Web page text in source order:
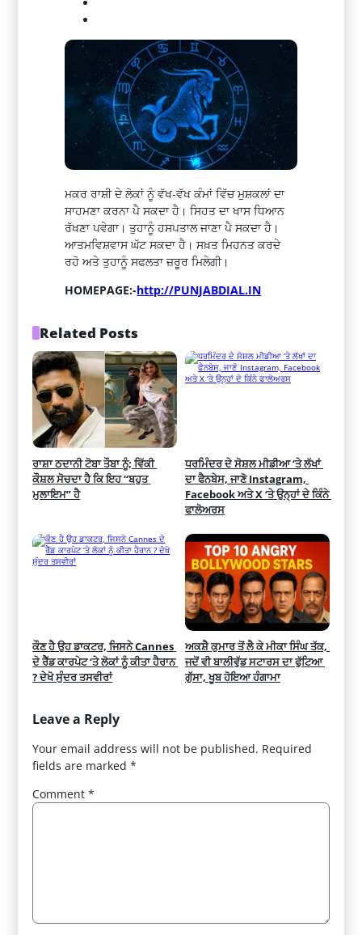
ਮਕਰ ਰਾਸ਼ੀ ਦੇ ਲੋਕਾਂ ਨੂੰ ਵੱਖ-ਵੱਖ ਕੰਮਾਂ ਵਿੱਚ ਮੁਸ਼ਕਲਾਂ ਦਾ
ਸਾਹਮਣਾ ਕਰਨਾ ਪੈ ਸਕਦਾ ਹੈ। ਸਿਹਤ ਦਾ ਖਾਸ ਧਿਆਨ
ਰੱਖਣਾ ਪਵੇਗਾ। ਤੁਹਾਨੂੰ ਹਸਪਤਾਲ ਜਾਣਾ ਪੈ ਸਕਦਾ ਹੈ।
ਆਤਮਵਿਸ਼ਵਾਸ ਘੱਟ ਸਕਦਾ ਹੈ। ਸਖ਼ਤ ਮਿਹਨਤ ਕਰਦੇ
ਰਹੋ ਅਤੇ ਤੁਹਾਨੂੰ ਸਫਲਤਾ ਜ਼ਰੂਰ ਮਿਲੇਗੀ।
HOMEPAGE:-http://PUNJABDIAL.IN
Related Posts
ਰਾਸ਼ਾ ਠਦਾਨੀ ਟੋਬਾ ਤੌਬਾ ਨੂੰ; ਵਿੱਕੀ
ਕੌਸ਼ਲ ਸੋਚਦਾ ਹੈ ਕਿ ਇਹ “ਬਹੁਤ
ਮੁਲਾਇਮ” ਹੈ
ਧਰਮਿੰਦਰ ਦੇ ਸੋਸ਼ਲ ਮੀਡੀਆ ‘ਤੇ ਲੱਖਾਂ
ਦਾ ਫੈਨਬੇਸ, ਜਾਣੋ Instagram,
Facebook ਅਤੇ X ‘ਤੇ ਉਨ੍ਹਾਂ ਦੇ ਕਿੰਨੇ
ਫਾਲੋਅਰਸ
ਕੌਣ ਹੈ ਉਹ ਡਾਕਟਰ, ਜਿਸਨੇ Cannes
ਦੇ ਰੈੱਡ ਕਾਰਪੇਟ ‘ਤੇ ਲੋਕਾਂ ਨੂੰ ਕੀਤਾ ਹੈਰਾਨ
? ਦੇਖੋ ਸੁੰਦਰ ਤਸਵੀਰਾਂ
ਅਕਸ਼ੈ ਕੁਮਾਰ ਤੋਂ ਲੈ ਕੇ ਮੀਕਾ ਸਿੰਘ ਤੱਕ,
ਜਦੋਂ ਵੀ ਬਾਲੀਵੁੱਡ ਸਟਾਰਸ ਦਾ ਫੁੱਟਿਆ
ਗੁੱਸਾ, ਖੂਬ ਹੋਇਆ ਹੰਗਾਮਾ
Leave a Reply
Your email address will not be published. Required
fields are marked*
Comment*